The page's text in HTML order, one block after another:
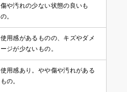
傷や汚れの少ない状態の良いも
の。
使用感があるものの、キズやダメ
ージが少ないもの。
使用感あり。やや傷や汚れがある
もの。